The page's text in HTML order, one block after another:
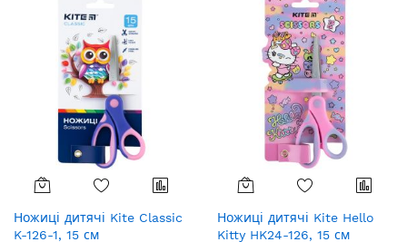
Ножиці дитячі Kite Classic
K-126-1, 15 см
Ножиці дитячі Kite Hello
Kitty HK24-126, 15 см